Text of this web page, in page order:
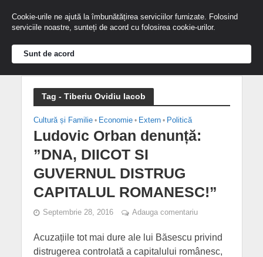
Tag - Tiberiu Ovidiu Iacob
Cultură și Familie • Economie • Extern • Politică
Ludovic Orban denunță:
”DNA, DIICOT SI
GUVERNUL DISTRUG
CAPITALUL ROMANESC!”
Septembrie 28, 2016 Adauga comentariu
Acuzațiile tot mai dure ale lui Băsescu privind
distrugerea controlată a capitalului românesc,
Cookie-urile ne ajută la îmbunătățirea serviciilor furnizate. Folosind
serviciile noastre, sunteți de acord cu folosirea cookie-urilor.
Sunt de acord